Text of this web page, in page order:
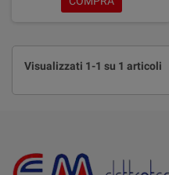
Visualizzati 1-1 su 1 articoli